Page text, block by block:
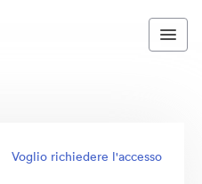
Voglio richiedere l'accesso